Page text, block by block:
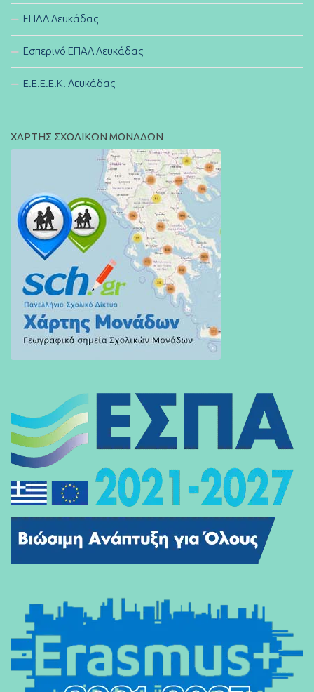
ΕΠΑΛ Λευκάδας
Εσπερινό ΕΠΑΛ Λευκάδας
E.E.E.E.K. Λευκάδας
ΧΑΡΤΗΣ ΣΧΟΛΙΚΩΝ ΜΟΝΑΔΩΝ